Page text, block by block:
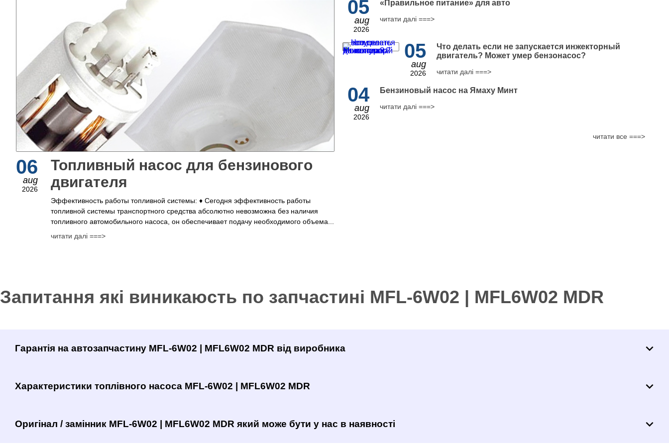
06
aug
2026
Топливный насос для бензинового
двигателя
Эффективность работы топливной системы: ♦ Сегодня эффективность работы
топливной системы транспортного средства абсолютно невозможна без наличия
топливного автомобильного насоса, он обеспечивает подачу необходимого объема...
читати далі ===>
05
aug
2026
​«Правильное питание» для авто
читати далі ===>
05
aug
2026
Что делать если не запускается инжекторный
двигатель? Может умер бензонасос?
читати далі ===>
04
aug
2026
Бензиновый насос на Ямаху Минт
читати далі ===>
читати все ===>
Запитання які виникаюсть по запчастині MFL-6W02 | MFL6W02 MDR
Гарантія на автозапчастину MFL-6W02 | MFL6W02 MDR від виробника
Характеристики топлівного насоса MFL-6W02 | MFL6W02 MDR
Оригінал / замінник MFL-6W02 | MFL6W02 MDR який може бути у нас в наявності